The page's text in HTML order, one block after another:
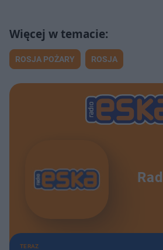
ROSJA POŻARY ROSJA
TERAZ